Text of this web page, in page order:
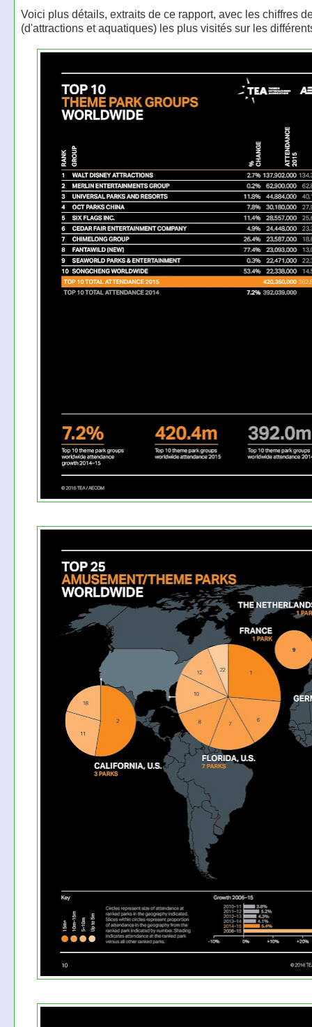
Voici plus détails, extraits de ce rapport, avec les chiffres
(d'attractions et aquatiques) les plus visités sur les